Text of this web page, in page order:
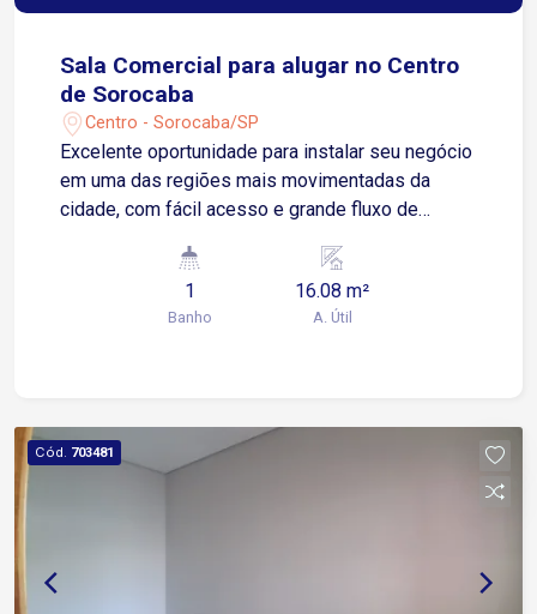
Sala Comercial para alugar no Centro
de Sorocaba
Centro - Sorocaba/SP
Excelente oportunidade para instalar seu negócio
em uma das regiões mais movimentadas da
cidade, com fácil acesso e grande fluxo de
fácil acesso à Avenida Dom Aguirre e à Avenida
São Paulo, próxima ao Poupatempo Sorocaba e
ao Terminal São Paulo. Sobre o imóvel: 1 sala 1
escritórios, consultórios, lojas ou diversos tipos
de negócios. Agende uma visita e aproveite esta
1
Banho
16.08 m²
A. Útil
Cód. 703481